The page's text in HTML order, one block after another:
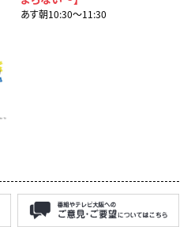
あす朝10:30〜11:30